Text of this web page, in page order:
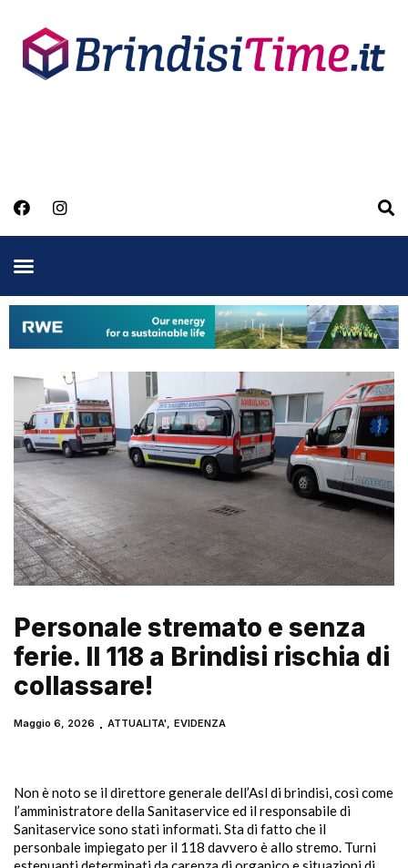
Personale stremato e senza
ferie. Il 118 a Brindisi rischia di
collassare!
Maggio 6, 2026 ATTUALITA',EVIDENZA
Non è noto se il direttore generale dell’Asl di brindisi, così come
l’amministratore della Sanitaservice ed il responsabile di
Sanitaservice sono stati informati. Sta di fatto che il
personbale impiegato per il 118 davvero è allo stremo. Turni